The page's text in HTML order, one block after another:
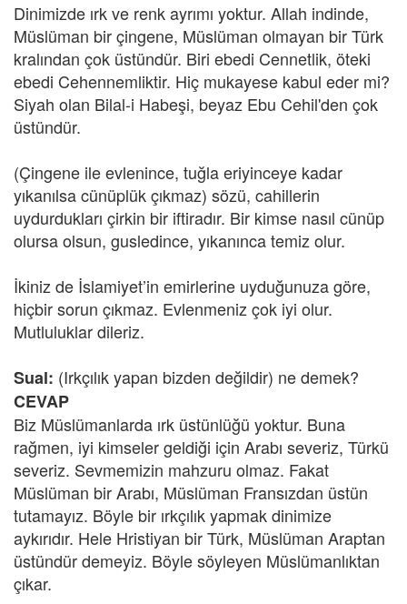
Dinimizde ırk ve renk ayrımı yoktur. Allah indinde,
Müslüman bir çingene, Müslüman olmayan bir Türk
kralından çok üstündür. Biri ebedi Cennetlik, öteki
ebedi Cehennemliktir. Hiç mukayese kabul eder mi?
Siyah olan Bilal-i Habeşi, beyaz Ebu Cehil'den çok
üstündür.
(Çingene ile evlenince, tuğla eriyinceye kadar
yıkanılsa cünüplük çıkmaz) sözü, cahillerin
uydurdukları çirkin bir iftiradır. Bir kimse nasıl cünüp
olursa olsun, gusledince, yıkanınca temiz olur.
İkiniz de İslamiyet’in emirlerine uyduğunuza göre,
hiçbir sorun çıkmaz. Evlenmeniz çok iyi olur.
Mutluluklar dileriz.
Sual: (Irkçılık yapan bizden değildir) ne demek?
CEVAP
Biz Müslümanlarda ırk üstünlüğü yoktur. Buna
rağmen, iyi kimseler geldiği için Arabı severiz, Türkü
severiz. Sevmemizin mahzuru olmaz. Fakat
Müslüman bir Arabı, Müslüman Fransızdan üstün
tutamayız. Böyle bir ırkçılık yapmak dinimize
aykırıdır. Hele Hristiyan bir Türk, Müslüman Araptan
üstündür demeyiz. Böyle söyleyen Müslümanlıktan
çıkar.